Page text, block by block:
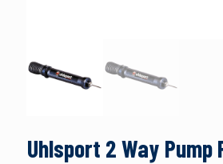
Uhlsport 2 Way Pump